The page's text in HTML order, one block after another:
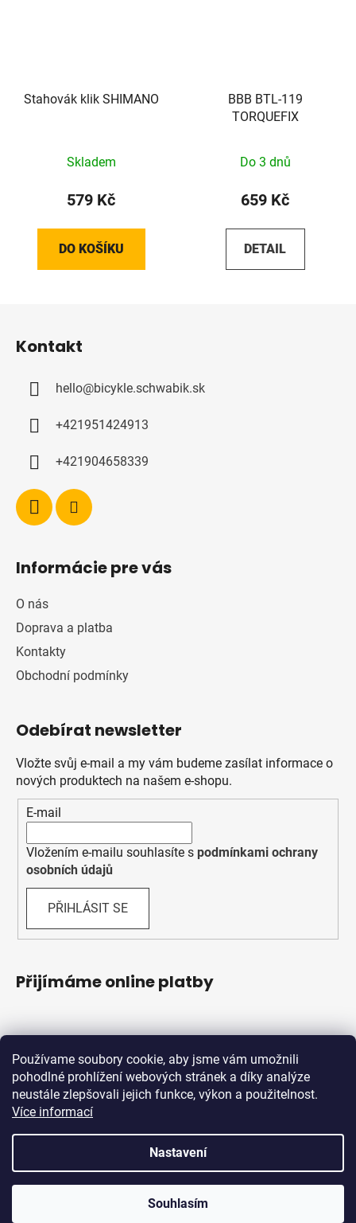
Používame soubory cookie, aby jsme vám umožnili
pohodlné prohlížení webových stránek a díky analýze
neustále zlepšovali jejich funkce, výkon a použitelnost.
Více informací
Nastavení
Souhlasím
Stahovák klik SHIMANO
Skladem
579 Kč
DO KOŠÍKU
BBB BTL-119
TORQUEFIX
Do 3 dnů
659 Kč
DETAIL
Kontakt
hello@bicykle.schwabik.sk
+421951424913
+421904658339
Informácie pre vás
O nás
Doprava a platba
Kontakty
Obchodní podmínky
Odebírat newsletter
Vložte svůj e-mail a my vám budeme zasílat informace o
nových produktech na našem e-shopu.
E-mail
Vložením e-mailu souhlasíte s podmínkami ochrany
osobních údajů
PŘIHLÁSIT SE
Přijímáme online platby
Vytvořil Shoptet
Schwabik Bicycles